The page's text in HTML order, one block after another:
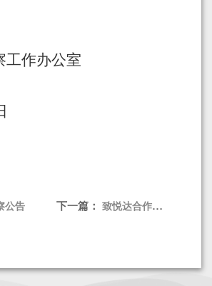
工作办公室
公告 下一篇：致悦达合作伙伴的一封信